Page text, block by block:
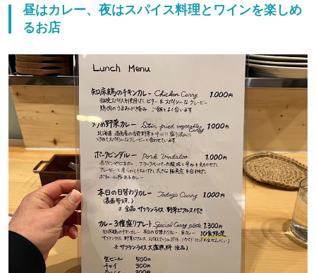
昼はカレー、夜はスパイス料理とワインを楽しめ
るお店